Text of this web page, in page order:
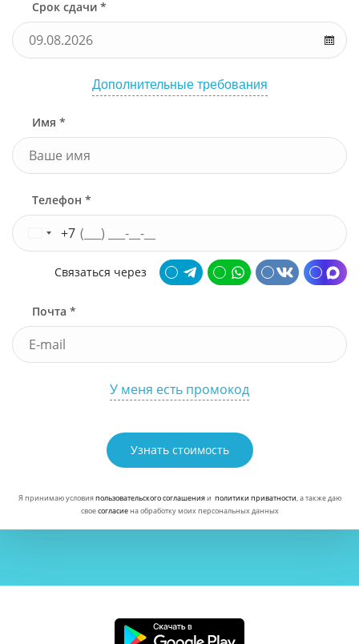
Срок сдачи *
Дополнительные требования
Имя *
Телефон *
+7
Связаться через
Почта *
У меня есть промокод
Узнать стоимость
Я принимаю условияпользовательского соглашенияи политики приватности, а также даю
своесогласиена обработку моих персональных данных